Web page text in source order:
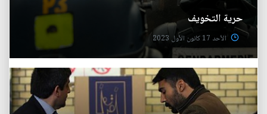
حرية التخويف
الأحد 17 كانون الأول 2023